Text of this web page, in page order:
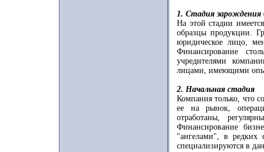
1. Стадия зарождения
На этой стадии
образцы продукции.
юридическое лицо,
Финансирование
учредителями
лицами, имеющими
2. Начальная стадия
Компания только, что
ее на рынок,
отработаны,
Финансирование
"ангелами", в редких
специализируются в